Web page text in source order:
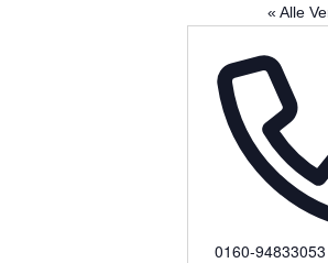
« Alle
Telefon
0160-94833053